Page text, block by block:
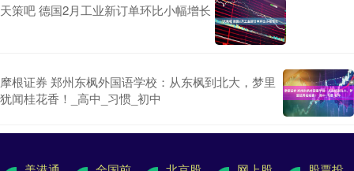
天策吧 德国2月工业新订单环比小幅增长
摩根证券 郑州东枫外国语学校：从东枫到北大，梦里
犹闻桂花香！_高中_习惯_初中